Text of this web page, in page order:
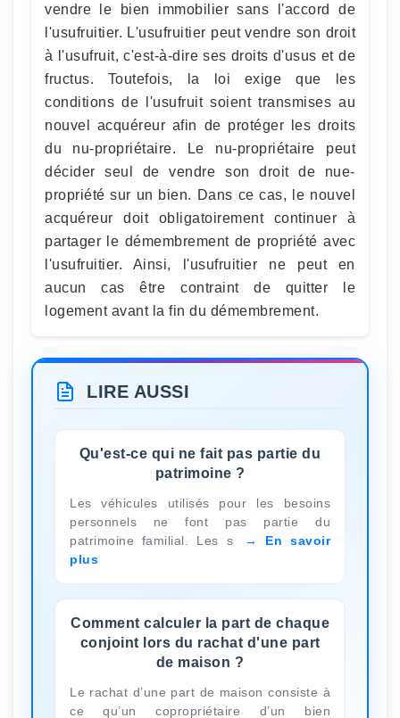
vendre le bien immobilier sans l'accord de
l'usufruitier. L'usufruitier peut vendre son droit
à l'usufruit, c'est-à-dire ses droits d'usus et de
fructus. Toutefois, la loi exige que les
conditions de l'usufruit soient transmises au
nouvel acquéreur afin de protéger les droits
du nu-propriétaire. Le nu-propriétaire peut
décider seul de vendre son droit de nue-
propriété sur un bien. Dans ce cas, le nouvel
acquéreur doit obligatoirement continuer à
partager le démembrement de propriété avec
l'usufruitier. Ainsi, l'usufruitier ne peut en
aucun cas être contraint de quitter le
logement avant la fin du démembrement.
LIRE AUSSI
Qu'est-ce qui ne fait pas partie du
patrimoine ?
Les véhicules utilisés pour les besoins
personnels ne font pas partie du
patrimoine familial. Les s
En savoir
plus
Comment calculer la part de chaque
conjoint lors du rachat d'une part
de maison ?
Le rachat d’une part de maison consiste à
ce qu’un copropriétaire d’un bien